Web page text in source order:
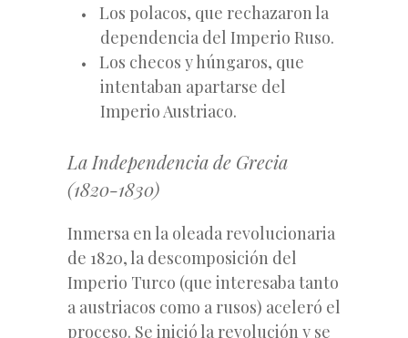
Los polacos, que rechazaron la
dependencia del Imperio Ruso.
Los checos y húngaros, que
intentaban apartarse del
Imperio Austriaco.
La Independencia de Grecia
(1820-1830)
Inmersa en la oleada revolucionaria
de 1820, la descomposición del
Imperio Turco (que interesaba tanto
a austriacos como a rusos) aceleró el
proceso. Se inició la revolución y se